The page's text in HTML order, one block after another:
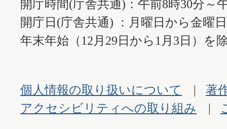
開庁時間(庁舎共通)：午前8時30分～
開庁日(庁舎共通) ：月曜日から金曜
年末年始（12月29日から1月3日）を
個人情報の取り扱いについて
著
アクセシビリティへの取り組み